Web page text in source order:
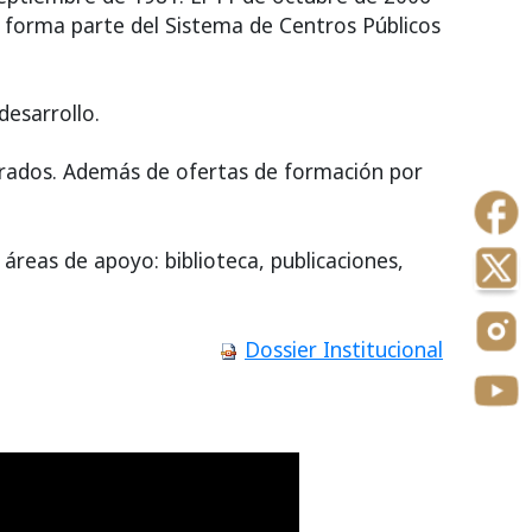
parte del Sistema de Centros Públicos
Además de ofertas de formación por
de apoyo: biblioteca, publicaciones,
Dossier Institucional